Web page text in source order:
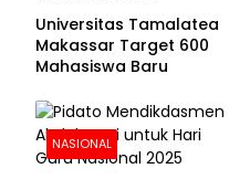
Universitas Tamalatea
Makassar Target 600
Mahasiswa Baru
NASIONAL